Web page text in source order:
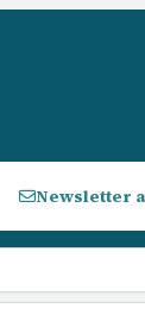
Newsletter